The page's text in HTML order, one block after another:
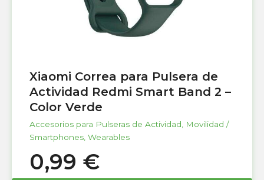
Xiaomi Correa para Pulsera de
Actividad Redmi Smart Band 2 –
Color Verde
Accesorios para Pulseras de Actividad
Movilidad /
Smartphones Wearables
0,99 €